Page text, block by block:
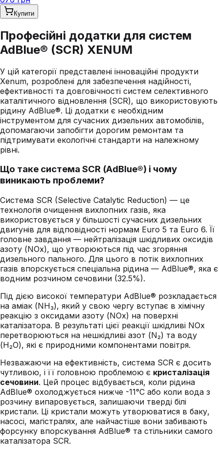
Купити
Професійні додатки для систем
AdBlue® (SCR) XENUM
У цій категорії представлені інноваційні продукти
Xenum, розроблені для забезпечення надійності,
ефективності та довговічності систем селективного
каталітичного відновлення (SCR), що використовують
рідину AdBlue®. Ці додатки є необхідним
інструментом для сучасних дизельних автомобілів,
допомагаючи запобігти дорогим ремонтам та
підтримувати екологічні стандарти на належному
рівні.
Що таке система SCR (AdBlue®) і чому
виникають проблеми?
Система SCR (Selective Catalytic Reduction) — це
технологія очищення вихлопних газів, яка
використовується у більшості сучасних дизельних
двигунів для відповідності нормам Euro 5 та Euro 6. Її
головне завдання — нейтралізація шкідливих оксидів
азоту (NOx), що утворюються під час згоряння
дизельного пального. Для цього в потік вихлопних
газів впорскується спеціальна рідина — AdBlue®, яка є
водним розчином сечовини (32.5%).
Під дією високої температури AdBlue® розкладається
на аміак (NH₃), який у свою чергу вступає в хімічну
реакцію з оксидами азоту (NOx) на поверхні
каталізатора. В результаті цієї реакції шкідливі NOx
перетворюються на нешкідливі азот (N₂) та воду
(H₂O), які є природними компонентами повітря.
Незважаючи на ефективність, система SCR є досить
чутливою, і її головною проблемою є кристалізація
сечовини. Цей процес відбувається, коли рідина
AdBlue® охолоджується нижче -11°C або коли вода з
розчину випаровується, залишаючи тверді білі
кристали. Ці кристали можуть утворюватися в баку,
насосі, магістралях, але найчастіше вони забивають
форсунку впорскування AdBlue® та стільники самого
каталізатора SCR.